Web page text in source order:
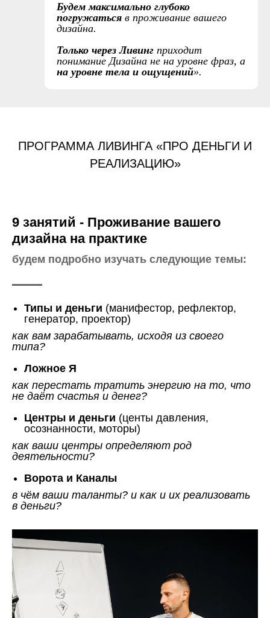
Будем максимально глубоко
погружаться в проживание вашего
дизайна.
Только через Ливинг приходит
понимание Дизайна не на уровне фраз, а
на уровне тела и ощущений».
ПРОГРАММА ЛИВИНГА «ПРО ДЕНЬГИ И
РЕАЛИЗАЦИЮ»
9 занятий - Проживание вашего
дизайна на практике
будем подробно изучать следующие темы:
Типы и деньги (манифестор, рефлектор,
генератор, проектор)
как вам зарабатывать, исходя из своего
типа?
Ложное Я
как перестать тратить энергию на то, что
не даёт счастья и денег?
Центры и деньги (центы давления,
осознанности, моторы)
как ваши центры определяют род
деятельности?
Ворота и Каналы
в чём ваши таланты? и как и их реализовать
в деньги?